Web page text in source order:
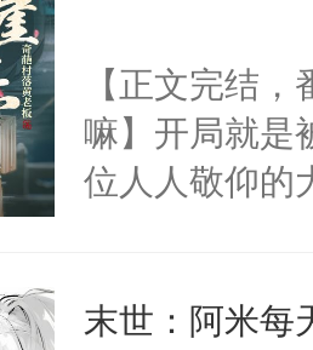
了。”祁砚清
死。”.祁砚清
什么不能是他
次死都不想输
谁？”“楚星你
【正文完结
嘛】开局就是
位人人敬仰的
要在病痛中度
末世：阿米每